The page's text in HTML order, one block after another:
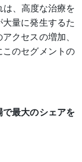
は、高度な治療を
量に発生するた
クセスの増加、
のセグメントの
最大のシェアを